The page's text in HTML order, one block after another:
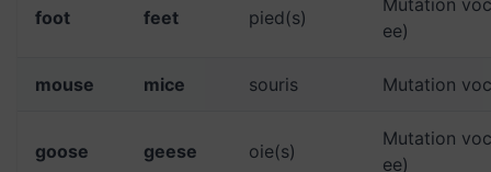
foot feet pied(s)
ee)
mouse mice souris Mutation
goose geese oie(s)
Mutation
ee)